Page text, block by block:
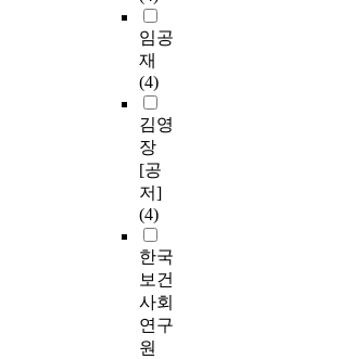
임공
재
(4)
김영
장
[공
저]
(4)
한국
보건
사회
연구
원